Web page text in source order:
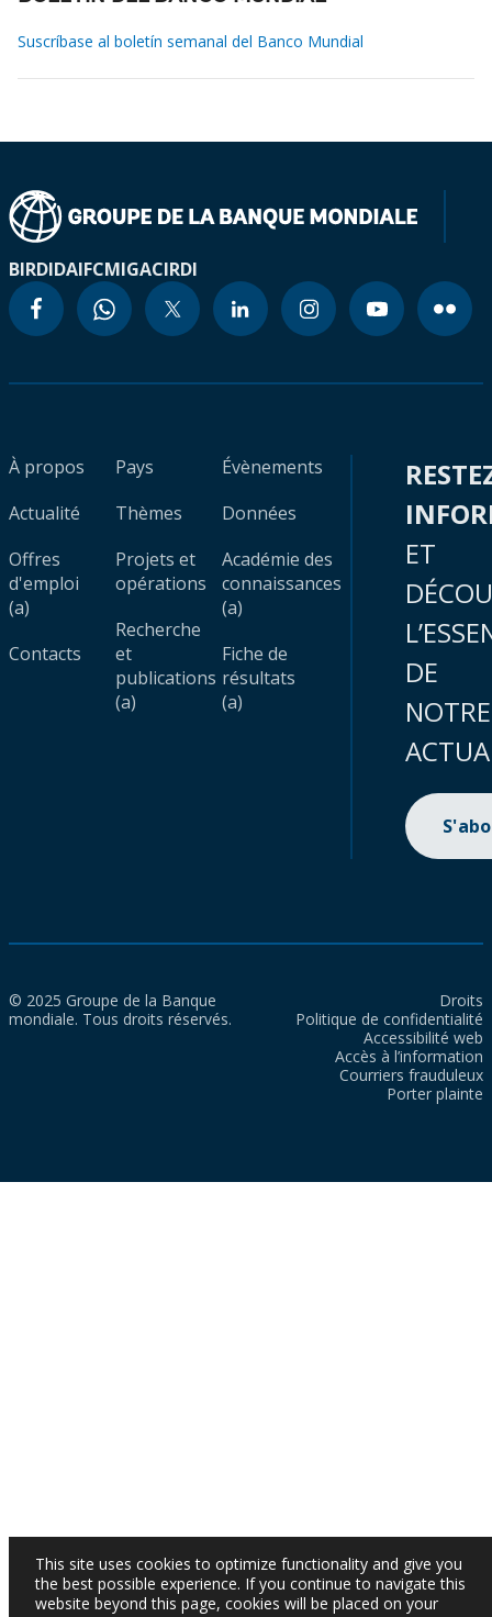
Suscríbase al boletín semanal del Banco Mundial
BIRDIDAIFCMIGACIRDI
À propos
Actualité
Offres
d'emploi
(a)
Contacts
Pays
Thèmes
Projets et
opérations
Recherche
et
publications
(a)
Évènements
Données
Académie des
connaissances
(a)
Fiche de
résultats
(a)
ET
DE
NOTRE
© 2025 Groupe de la Banque
mondiale. Tous droits réservés.
Droits
Politique de confidentialité
Accessibilité web
Accès à l’information
Courriers frauduleux
Porter plainte
This site uses cookies to optimize functionality and give you
the best possible experience. If you continue to navigate this
website beyond this page, cookies will be placed on your